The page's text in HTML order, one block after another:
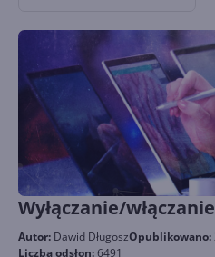
Wyłączanie/
Autor: Dawid DługoszOpublikowano:
Liczba odsłon:6491